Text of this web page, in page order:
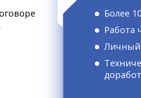
Более
Работа